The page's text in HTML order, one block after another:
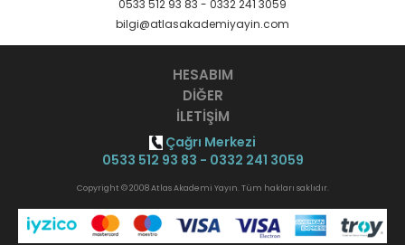
0533 512 93 83 - 0332 241 3059
bilgi@atlasakademiyayin.com
HESABIM
DİĞER
İLETİŞİM
Çağrı Merkezi
0533 512 93 83 - 0332 241 3059
Copyright © 2008 Atlas Akademi Yayın. Tüm hakları saklıdır.